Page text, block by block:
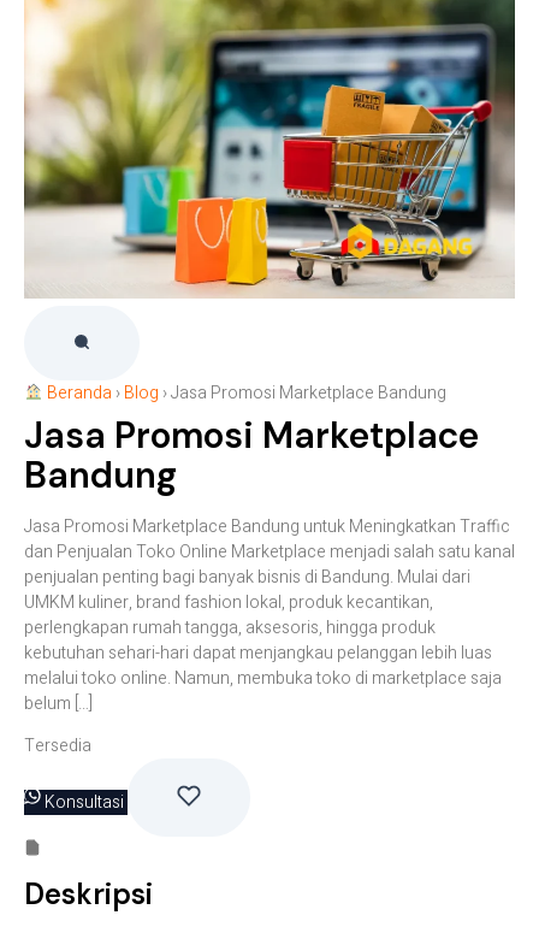
Beranda ›Blog ›Jasa Promosi Marketplace Bandung
Jasa Promosi Marketplace
Bandung
Jasa Promosi Marketplace Bandung untuk Meningkatkan Traffic
dan Penjualan Toko Online Marketplace menjadi salah satu kanal
penjualan penting bagi banyak bisnis di Bandung. Mulai dari
UMKM kuliner, brand fashion lokal, produk kecantikan,
perlengkapan rumah tangga, aksesoris, hingga produk
kebutuhan sehari-hari dapat menjangkau pelanggan lebih luas
melalui toko online. Namun, membuka toko di marketplace saja
belum […]
Tersedia
Konsultasi
Deskripsi